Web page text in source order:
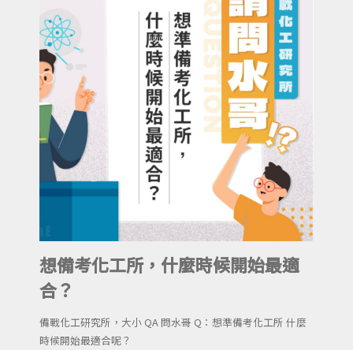
想備考化工所，什麼時候開始最適
合？
備戰化工研究所，大小 QA 問水哥 Q：想準備考化工所 什麼
時候開始最適合呢？